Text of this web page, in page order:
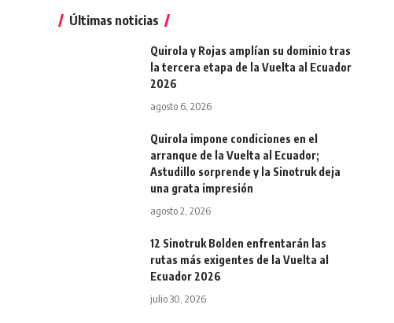
Últimas noticias
Quirola y Rojas amplían su dominio tras
la tercera etapa de la Vuelta al Ecuador
2026
agosto 6, 2026
Quirola impone condiciones en el
arranque de la Vuelta al Ecuador;
Astudillo sorprende y la Sinotruk deja
una grata impresión
agosto 2, 2026
12 Sinotruk Bolden enfrentarán las
rutas más exigentes de la Vuelta al
Ecuador 2026
julio 30, 2026